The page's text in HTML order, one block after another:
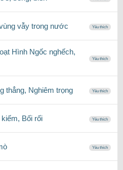
vẫy trong nước Yêu thích
Hình Ngốc nghếch,
Yêu thích
thẳng, Nghiêm trọng Yêu thích
Bối rối Yêu thích
Yêu thích